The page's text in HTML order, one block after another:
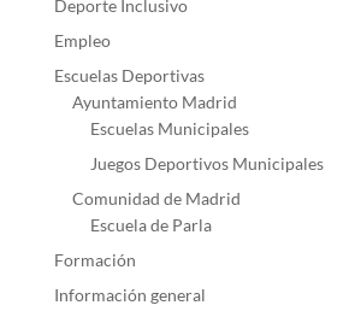
Deporte Inclusivo
Empleo
Escuelas Deportivas
Ayuntamiento Madrid
Escuelas Municipales
Juegos Deportivos Municipales
Comunidad de Madrid
Escuela de Parla
Formación
Información general